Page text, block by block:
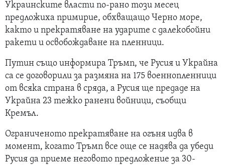
Украинските власти по-рано този месец
предложиха примирие, обхващащо Черно море,
както и прекратяване на ударите с далекобойни
ракети и освобождаване на пленници.
Путин също информира Тръмп, че Русия и Украйна
са се договорили за размяна на 175 военнопленници
от всяка страна в сряда, а Русия ще предаде на
Украйна 23 тежко ранени войници, съобщи
Кремъл.
Ограниченото прекратяване на огъня идва в
момент, когато Тръмп все още се надява да убеди
Русия да приеме неговото предложение за 30-